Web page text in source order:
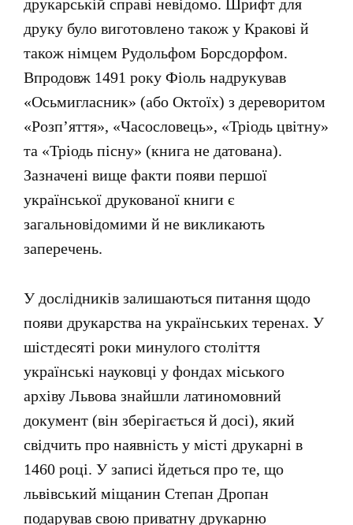
друкарській справі невідомо. Шрифт для
друку було виготовлено також у Кракові й
також німцем Рудольфом Борсдорфом.
Впродовж 1491 року Фіоль надрукував
«Осьмигласник» (або Октоїх) з дереворитом
«Розп’яття», «Часословець», «Тріодь цвітну»
та «Тріодь пісну» (книга не датована).
Зазначені вище факти появи першої
української друкованої книги є
загальновідомими й не викликають
заперечень.
У дослідників залишаються питання щодо
появи друкарства на українських теренах. У
шістдесяті роки минулого століття
українські науковці у фондах міського
архіву Львова знайшли латиномовний
документ (він зберігається й досі), який
свідчить про наявність у місті друкарні в
1460 році. У записі йдеться про те, що
львівський міщанин Степан Дропан
подарував свою приватну друкарню